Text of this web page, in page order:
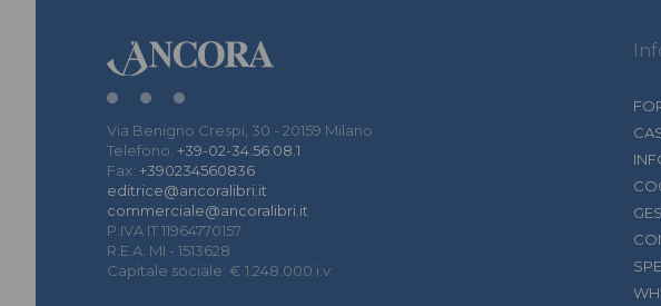
Via Benigno Crespi, 30 - 20159 Milano
Telefono: +39-02-34.56.08.1
Fax: +390234560836
editrice@ancoralibri.it
commerciale@ancoralibri.it
P.IVA IT 11964770157
R.E.A. MI - 1513628
Capitale sociale: € 1.248.000 i.v.